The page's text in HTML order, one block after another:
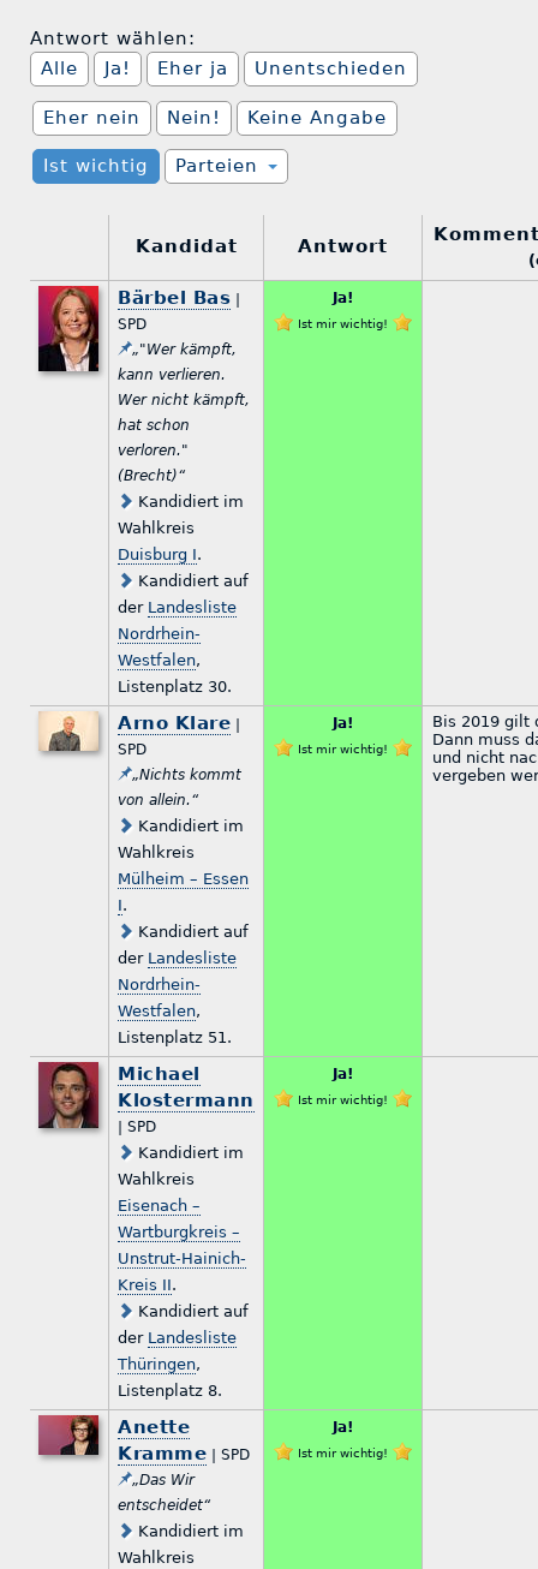
Antwort wählen:
Alle
Ja! Eher ja Unentschieden
Eher nein Nein! Keine Angabe
Ist wichtig Parteien
Kandidat Antwort
Bärbel Bas
SPD
„"Wer kämpft,
kann verlieren.
Wer nicht kämpft,
hat schon
verloren."
(Brecht)“
Kandidiert im
Wahlkreis
Duisburg I.
Kandidiert auf
der Landesliste
Nordrhein-
Westfalen,
Listenplatz 30.
Ja!
Ist mir wichtig!
Arno Klare
SPD
„Nichts kommt
von allein.“
Kandidiert im
Wahlkreis
Mülheim – Essen
I.
Kandidiert auf
der Landesliste
Nordrhein-
Westfalen,
Listenplatz 51.
Ja!
Ist mir wichtig!
Bis 2019 gilt
Dann muss
und nicht
vergeben
Michael
Klostermann
| SPD
Kandidiert im
Wahlkreis
Eisenach –
Wartburgkreis –
Unstrut-Hainich-
Kreis II.
Kandidiert auf
der Landesliste
Thüringen,
Listenplatz 8.
Ja!
Ist mir wichtig!
Anette
Kramme | SPD
„Das Wir
entscheidet“
Kandidiert im
Wahlkreis
Ja!
Ist mir wichtig!